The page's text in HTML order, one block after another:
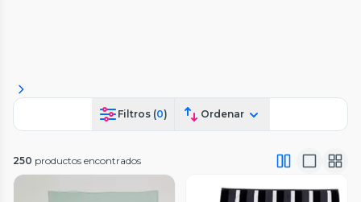
Filtros (0) Ordenar
250 productos encontrados